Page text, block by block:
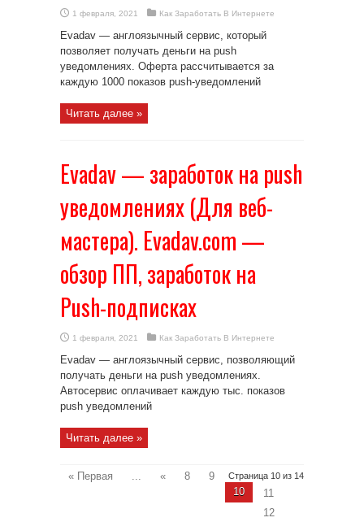
1 февраля, 2021 Как Заработать В Интернете
Evadav — англоязычный сервис, который
позволяет получать деньги на push
уведомлениях. Оферта рассчитывается за
каждую 1000 показов push-уведомлений
Читать далее »
Evadav — заработок на push
уведомлениях (Для веб-
мастера). Evadav.com —
обзор ПП, заработок на
Push-подписках
1 февраля, 2021 Как Заработать В Интернете
Evadav — англоязычный сервис, позволяющий
получать деньги на push уведомлениях.
Автосервис оплачивает каждую тыс. показов
push уведомлений
Читать далее »
Страница 10 из 14
« Первая ... « 8
9
10
11
12